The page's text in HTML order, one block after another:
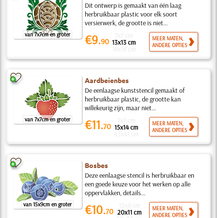
van 7x7cm en groter
Dit ontwerp is gemaakt van één laag
herbruikbaar plastic voor elk soort
versierwerk, de grootte is niet...
€9.90 13x13 cm
MEER MATEN,
ANDERE OPTIES
van 7x7cm en groter
Aardbeienbes
De eenlaagse kunststencil gemaakt of
herbruikbaar plastic, de grootte kan
willekeurig zijn, maar niet...
€11.70 15x14 cm
MEER MATEN,
ANDERE OPTIES
van 15x9cm en groter
Bosbes
Deze eenlaagse stencil is herbruikbaar en
een goede keuze voor het werken op alle
oppervlakken, details...
€10.70 20x11 cm
MEER MATEN,
ANDERE OPTIES